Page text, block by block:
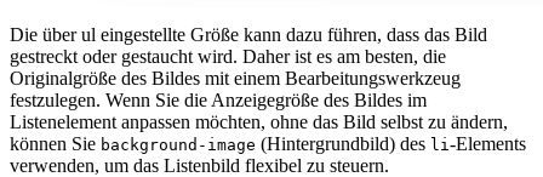
Die über ul eingestellte Größe kann dazu führen, dass das Bild
gestreckt oder gestaucht wird. Daher ist es am besten, die
Originalgröße des Bildes mit einem Bearbeitungswerkzeug
festzulegen. Wenn Sie die Anzeigegröße des Bildes im
Listenelement anpassen möchten, ohne das Bild selbst zu ändern,
können Sie background-image (Hintergrundbild) des li -Elements
verwenden, um das Listenbild flexibel zu steuern.